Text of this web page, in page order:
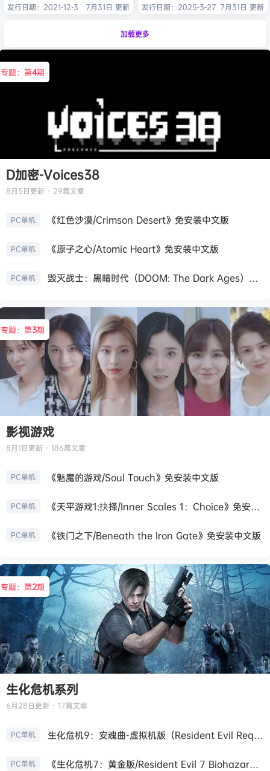
发行日期：2021-12-3
7月31日 更新
发行日期：2025-3-27 7月31日 更新
加载更多
专题：第4期
D加密-Voices38
8月5日更新 · 29篇文章
PC单机 《红色沙漠/Crimson Desert》免安装中文版
PC单机 《原子之心/Atomic Heart》免安装中文版
PC单机 毁灭战士：黑暗时代（DOOM: The Dark Ages）免安装中文版
专题：第3期
影视游戏
8月1日更新 · 186篇文章
PC单机 《魅魔的游戏/Soul Touch》免安装中文版
PC单机 《天平游戏1:抉择/Inner Scales 1：Choice》免安装中文版
PC单机 《铁门之下/Beneath the Iron Gate》免安装中文版
专题：第2期
生化危机系列
6月28日更新 · 17篇文章
PC单机 生化危机9：安魂曲-虚拟机版（Resident Evil Requiem HYPERVISOR）免安装中文版
PC单机 《生化危机7：黄金版/Resident Evil 7 Biohazard》免安装中文版